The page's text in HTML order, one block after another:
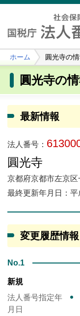
ホーム 圓光寺の
圓光寺の
最新情報
法人番号：
圓光寺
京都府京都市左京
最終更新年月日：平
変更履歴情報
No.1
新規
法人番号指定年
月日